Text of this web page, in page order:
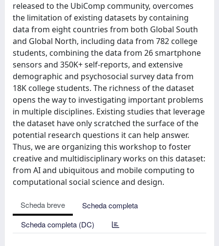
released to the UbiComp community, overcomes
the limitation of existing datasets by containing
data from eight countries from both Global South
and Global North, including data from 782 college
students, combining the data from 26 smartphone
sensors and 350K+ self-reports, and extensive
demographic and psychosocial survey data from
18K college students. The richness of the dataset
opens the way to investigating important problems
in multiple disciplines. Existing studies that leverage
the dataset have only scratched the surface of the
potential research questions it can help answer.
Thus, we are organizing this workshop to foster
creative and multidisciplinary works on this dataset:
from AI and ubiquitous and mobile computing to
computational social science and design.
Scheda breve
Scheda completa
Scheda completa (DC)